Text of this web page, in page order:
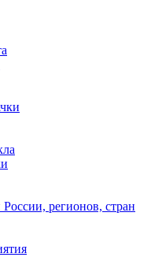
регионов, стран